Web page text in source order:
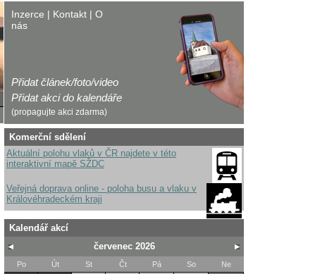
Inzerce | Kontakt | O
nás
Přidat článek/foto/video
Přidat akci do kalendáře
(propagujte akci zdarma)
Komerční sdělení
Aktuální polohu vlaků v ČR najdete v této
interaktivní mapě SŽDC
Veřejná doprava online - poloha busu a vlaku v
Královéhradeckém kraji
Kalendář akcí
červenec 2026
Po Út St Čt Pá So Ne